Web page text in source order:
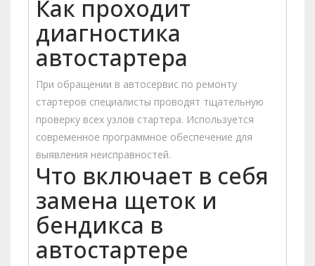
Как проходит
диагностика
автостартера
При обращении в автосервис по ремонту
стартеров специалисты проводят тщательную
проверку всех узлов стартера. Используется
современное программное обеспечение для
выявления неисправностей.
Что включает в себя
замена щеток и
бендикса в
автостартере